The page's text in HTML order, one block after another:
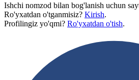
Ishchi nomzod bilan bog'lanish uchun
Ro'yxatdan o'tganmisiz? Kirish.
Profilingiz yo'qmi? Ro'yxatdan o'tish.